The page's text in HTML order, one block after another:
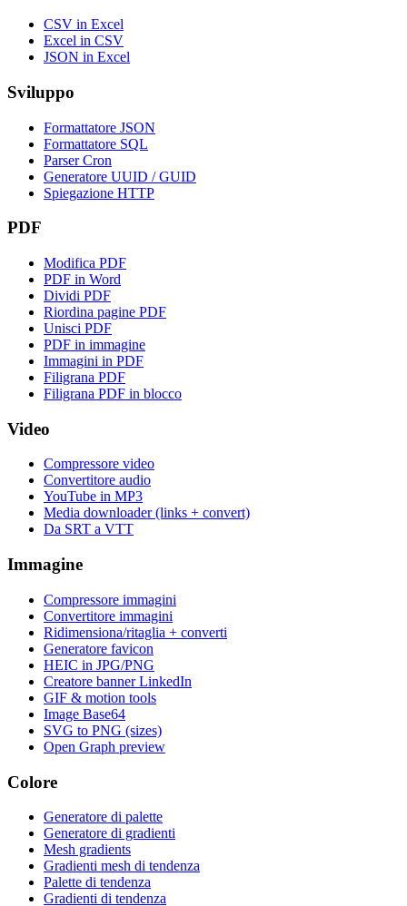
CSV in Excel
Excel in CSV
JSON in Excel
Sviluppo
Formattatore JSON
Formattatore SQL
Parser Cron
Generatore UUID / GUID
Spiegazione HTTP
PDF
Modifica PDF
PDF in Word
Dividi PDF
Riordina pagine PDF
Unisci PDF
PDF in immagine
Immagini in PDF
Filigrana PDF
Filigrana PDF in blocco
Video
Compressore video
Convertitore audio
YouTube in MP3
Media downloader (links + convert)
Da SRT a VTT
Immagine
Compressore immagini
Convertitore immagini
Ridimensiona/ritaglia + converti
Generatore favicon
HEIC in JPG/PNG
Creatore banner LinkedIn
GIF & motion tools
Image Base64
SVG to PNG (sizes)
Open Graph preview
Colore
Generatore di palette
Generatore di gradienti
Mesh gradients
Gradienti mesh di tendenza
Palette di tendenza
Gradienti di tendenza